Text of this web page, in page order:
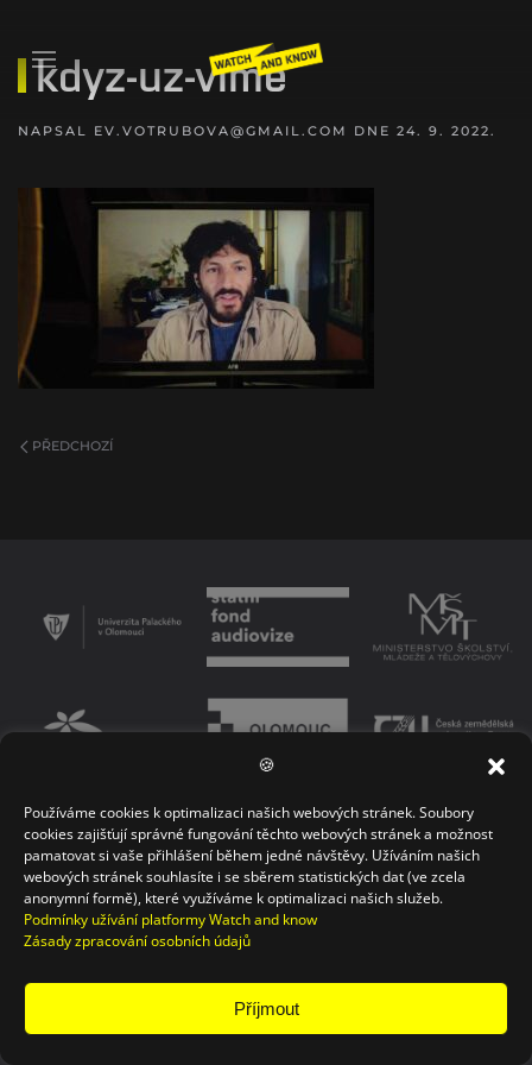
🍪
Používáme cookies k optimalizaci našich webových stránek. Soubory
cookies zajišťují správné fungování těchto webových stránek a možnost
pamatovat si vaše přihlášení během jedné návštěvy. Užíváním našich
webových stránek souhlasíte i se sběrem statistických dat (ve zcela
anonymní formě), které využíváme k optimalizaci našich služeb.
Podmínky užívání platformy Watch and know
Zásady zpracování osobních údajů
Příjmout
kdyz-uz-vime
NAPSAL EV.VOTRUBOVA@GMAIL.COM DNE 24. 9. 2022.
PŘEDCHOZÍ
PODMÍNKY UŽÍVÁNÍ PLATFORMY ZÁSADY OCHRANY OSOBNÍCH ÚDAJŮ
KONTAKT